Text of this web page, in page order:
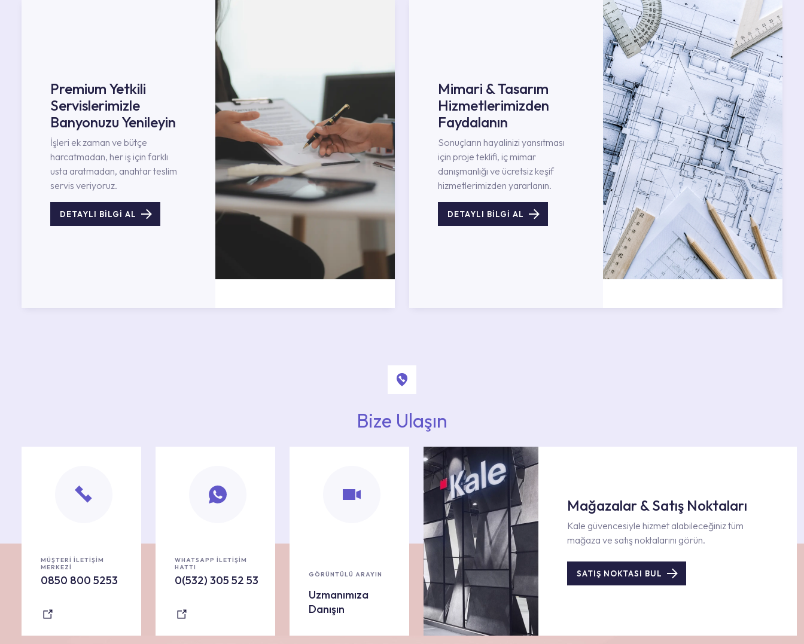
Premium Yetkili
Servislerimizle
Banyonuzu Yenileyin
İşleri ek zaman ve bütçe
harcatmadan, her iş için farklı
usta aratmadan, anahtar teslim
servis veriyoruz.
DETAYLI BİLGİ AL
Mimari & Tasarım
Hizmetlerimizden
Faydalanın
Sonuçların hayalinizi yansıtması
için proje teklifi, iç mimar
danışmanlığı ve ücretsiz keşif
hizmetlerimizden yararlanın.
DETAYLI BİLGİ AL
Bize Ulaşın
MÜŞTERİ İLETİŞİM
MERKEZİ
0850 800 5253
WHATSAPP İLETİŞİM
HATTI
0(532) 305 52 53 GÖRÜNTÜLÜ ARAYIN
Uzmanımıza
Danışın
Mağazalar & Satış Noktaları
Kale güvencesiyle hizmet alabileceğiniz tüm
mağaza ve satış noktalarını görün.
SATIŞ NOKTASI BUL